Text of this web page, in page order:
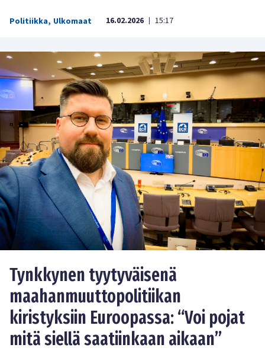
Politiikka, Ulkomaat 16.02.2026 | 15:17
Tynkkynen tyytyväisenä
maahanmuuttopolitiikan
kiristyksiin Euroopassa: “Voi pojat
mitä siellä saatiinkaan aikaan”